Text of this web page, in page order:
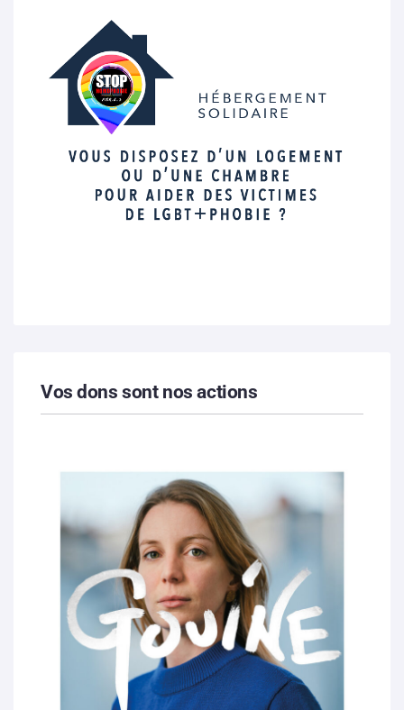
Vos dons sont nos actions